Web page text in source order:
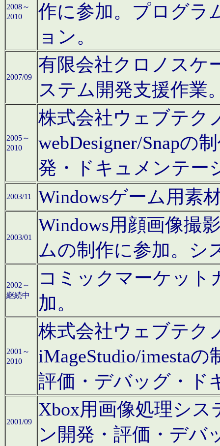
2008～
2010
作に参加。プログラ
ョン。
2007/09
有限会社クロノスケ
ステム開発支援作業
2005～
2010
株式会社ウェブテク
webDesigner/Snapの
発・ドキュメンテー
2003/11 Windowsゲーム用素
2003/01
Windows用顔画像撮
ムの制作に参加。シ
2002～
継続中
コミックマーケット
加。
2001～
2010
株式会社ウェブテク
iMageStudio/imesta
評価・デバッグ・ド
2001/09
Xbox用画像処理シ
ン開発・評価・デバ